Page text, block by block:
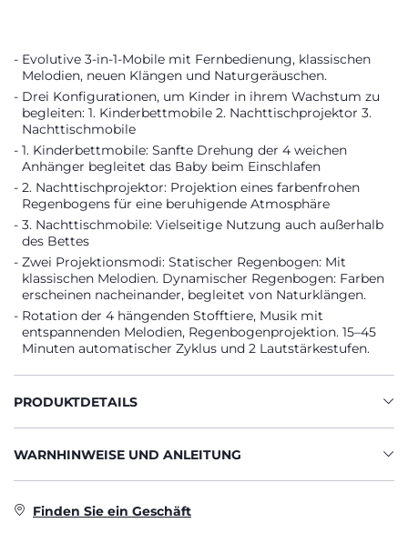
Evolutive 3-in-1-Mobile mit Fernbedienung, klassischen
Melodien, neuen Klängen und Naturgeräuschen.
Drei Konfigurationen, um Kinder in ihrem Wachstum zu
begleiten: 1. Kinderbettmobile 2. Nachttischprojektor 3.
Nachttischmobile
1. Kinderbettmobile: Sanfte Drehung der 4 weichen
Anhänger begleitet das Baby beim Einschlafen
2. Nachttischprojektor: Projektion eines farbenfrohen
Regenbogens für eine beruhigende Atmosphäre
3. Nachttischmobile: Vielseitige Nutzung auch außerhalb
des Bettes
Zwei Projektionsmodi: Statischer Regenbogen: Mit
klassischen Melodien. Dynamischer Regenbogen: Farben
erscheinen nacheinander, begleitet von Naturklängen.
Rotation der 4 hängenden Stofftiere, Musik mit
entspannenden Melodien, Regenbogenprojektion. 15–45
Minuten automatischer Zyklus und 2 Lautstärkestufen.
PRODUKTDETAILS
WARNHINWEISE UND ANLEITUNG
Finden Sie ein Geschäft